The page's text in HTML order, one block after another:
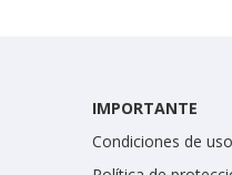
IMPORTANTE
Condiciones de uso